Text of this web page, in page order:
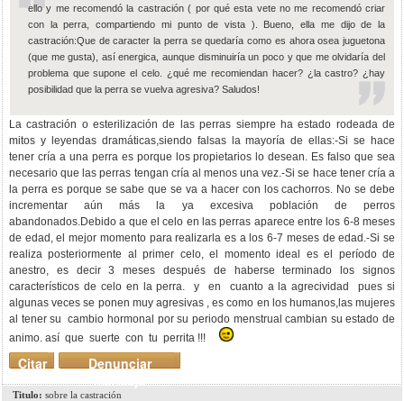
ello y me recomendó la castración ( por qué esta vete no me recomendó criar
con la perra, compartiendo mi punto de vista ). Bueno, ella me dijo de la
castración:Que de caracter la perra se quedaría como es ahora osea juguetona
(que me gusta), así energica, aunque disminuiría un poco y que me olvidaría del
problema que supone el celo. ¿qué me recomiendan hacer? ¿la castro? ¿hay
posibilidad que la perra se vuelva agresiva? Saludos!
La castración o esterilización de las perras siempre ha estado rodeada de
mitos y leyendas dramáticas,siendo falsas la mayoría de ellas:-Si se hace
tener cría a una perra es porque los propietarios lo desean. Es falso que sea
necesario que las perras tengan cría al menos una vez.-Si se hace tener cría a
la perra es porque se sabe que se va a hacer con los cachorros. No se debe
incrementar aún más la ya excesiva población de perros
abandonados.Debido a que el celo en las perras aparece entre los 6-8 meses
de edad, el mejor momento para realizarla es a los 6-7 meses de edad.-Si se
realiza posteriormente al primer celo, el momento ideal es el período de
anestro, es decir 3 meses después de haberse terminado los signos
característicos de celo en la perra. y en cuanto a la agrecividad pues si
algunas veces se ponen muy agresivas , es como en los humanos,las mujeres
al tener su cambio hormonal por su periodo menstrual cambian su estado de
animo. así que suerte con tu perrita !!!
Denunciar
mensaje
Citar
Titulo: sobre la castración